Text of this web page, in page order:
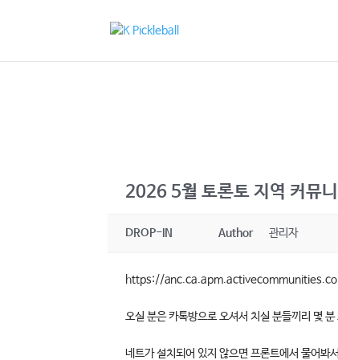
2026 5월 토론토 지역 커뮤
DROP-IN Author 관리자
https://
오실 분은 카톡방으로 오셔서 치실 분들끼리 몇
네트가 설치되어 있지 않으면 프론트에서 물어봐